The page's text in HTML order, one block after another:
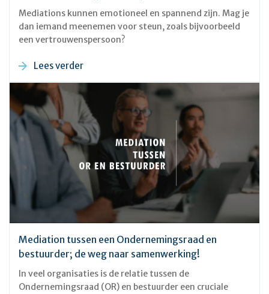
Mediations kunnen emotioneel en spannend zijn. Mag je
dan iemand meenemen voor steun, zoals bijvoorbeeld
een vertrouwenspersoon?
Lees verder
Mediation tussen een Ondernemingsraad en
bestuurder; de weg naar samenwerking!
In veel organisaties is de relatie tussen de
Ondernemingsraad (OR) en bestuurder een cruciale